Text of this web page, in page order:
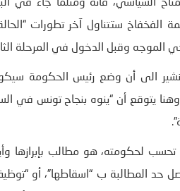
السياسي، فانه ومثلما جاء في
الفخفاخ ستتناول آخر تطورات
وقبل الدخول في المرحلة الثانية
الى أن وضع رئيس الحكومة
يتوقع أن “ينوه بنجاح تونس في
لحكومته، هو مطالب بإبرازها
حد المطالبة ب “اسقاطها”، أو